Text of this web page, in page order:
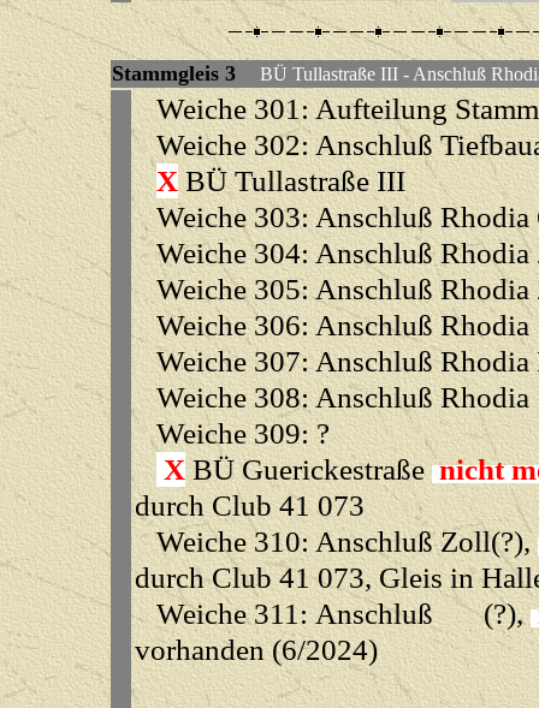
Stammgleis 3 BÜ Tullastraße III - Anschluß
Weiche 301: Aufteilung
Weiche 302: Anschluß
X BÜ Tullastraße III
Weiche 303: Anschluß Rhodia
Weiche 304: Anschluß Rhodia
Weiche 305: Anschluß Rhodia
Weiche 306: Anschluß Rhodia
Weiche 307: Anschluß Rhodia
Weiche 308: Anschluß Rhodia
Weiche 309: ?
XBÜ Guerickestraßenicht
durch Club 41 073
Weiche 310: Anschluß Zoll(?),
durch Club 41 073, Gleis in
Weiche 311: Anschluß (?),
vorhanden (6/2024)